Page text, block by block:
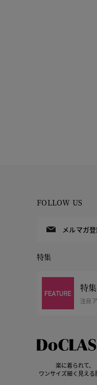
FOLLOW US
メルマガ
特集
特
注目
楽に着られて、
ワンサイズ細く見える